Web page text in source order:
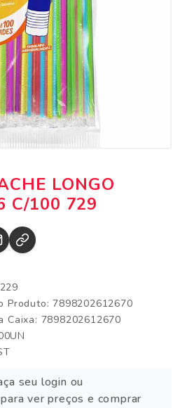
LONGO
C/100 729
Produto: 7898202612670
Caixa: 7898202612670
seu login ou
ver preços e comprar